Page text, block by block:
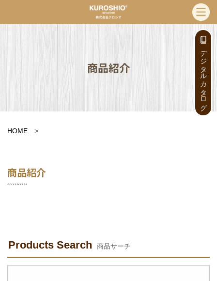
デジタルカタログ
商品紹介
HOME >
商品紹介
Products Search 商品サーチ